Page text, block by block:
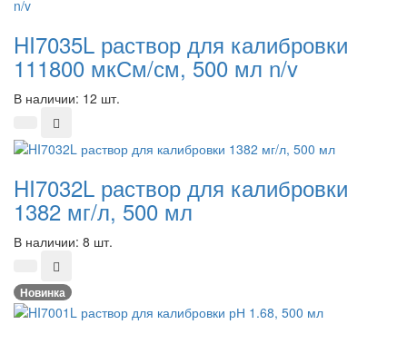
HI7035L раствор для калибровки
111800 мкСм/см, 500 мл n/v
В наличии: 12 шт.
HI7032L раствор для калибровки
1382 мг/л, 500 мл
В наличии: 8 шт.
Новинка